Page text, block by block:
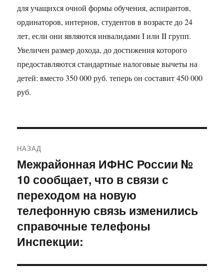
для учащихся очной формы обучения, аспирантов,
ординаторов, интернов, студентов в возрасте до 24
лет, если они являются инвалидами I или II групп.
Увеличен размер дохода, до достижения которого
предоставляются стандартные налоговые вычеты на
детей: вместо 350 000 руб. теперь он составит 450 000
руб.
по
записям
НАЗАД
Предыдущая
запись:
Межрайонная ИФНС России №
10 сообщает, что в связи с
переходом на новую
телефонную связь изменились
справочные телефоны
Инспекции: